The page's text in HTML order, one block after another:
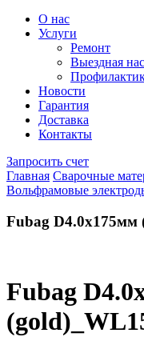
О нас
Услуги
Ремонт
Выездная
Новости
Гарантия
Доставка
Контакты
Запросить счет
Главная Сварочные
Вольфрамовые
Fubag D4.0x175мм
Fubag